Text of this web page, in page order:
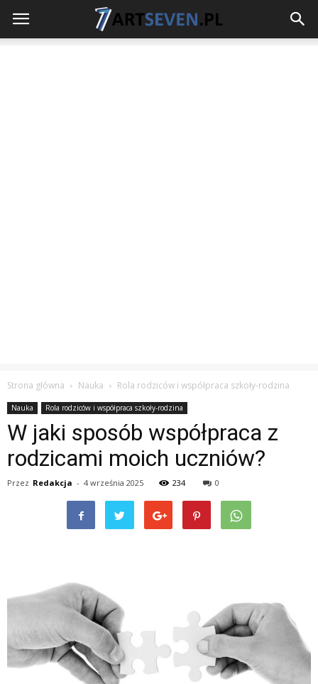
Strona główna Nauka Rola rodziców i współpraca szkoły-rodzina
Nauka Rola rodziców i współpraca szkoły-rodzina
W jaki sposób współpraca z
rodzicami moich uczniów?
Przez Redakcja - 4 września 2025 234 0